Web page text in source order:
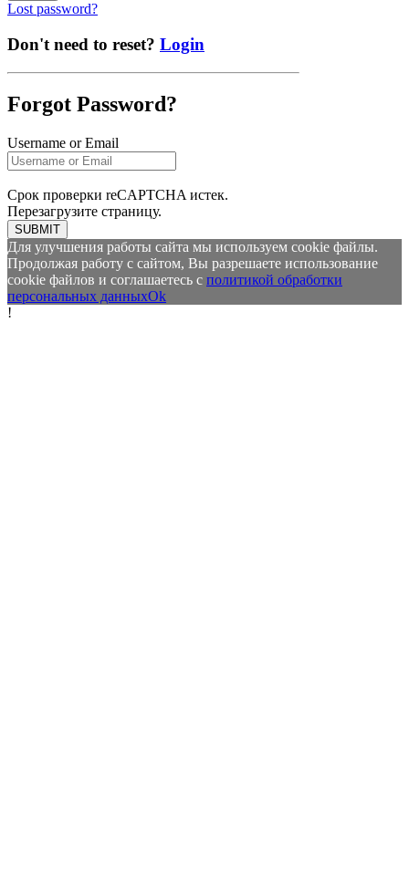
Lost password?
Don't need to reset? Login
Forgot Password?
Username or Email
Срок проверки reCAPTCHA истек.
Перезагрузите страницу.
SUBMIT
Для улучшения работы сайта мы используем cookie файлы.
Продолжая работу с сайтом, Вы разрешаете использование
cookie файлов и соглашаетесь с политикой обработки
персональных данныхOk
!